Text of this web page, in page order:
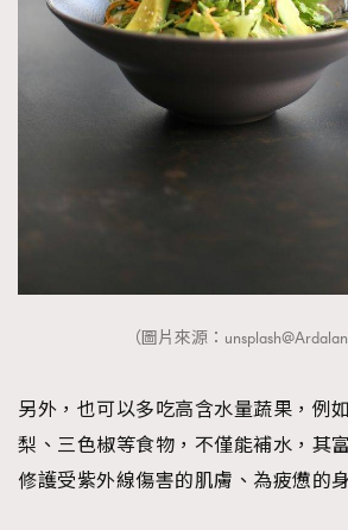
（圖片來源：unsplash@Ardalan
另外，也可以多吃高含水量蔬果，例
梨、三色椒等食物，不僅能補水，其
修護受紫外線傷害的肌膚、為疲憊的